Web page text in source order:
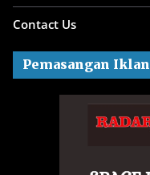
Contact Us
Pemasangan Iklan